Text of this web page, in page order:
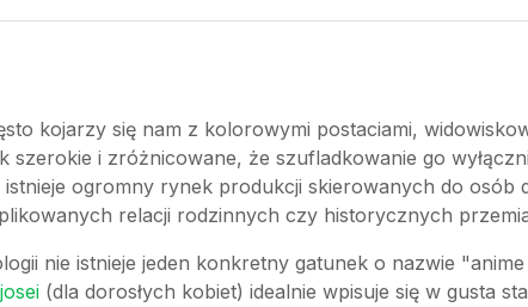
kojarzy się nam z kolorowymi postaciami,
szerokie i zróżnicowane, że szufladkowanie go
ogromny rynek produkcji skierowanych do osób
relacji rodzinnych czy historycznych
nie istnieje jeden konkretny gatunek o nazwie
josei (dla dorosłych kobiet) idealnie wpisuje się w gusta